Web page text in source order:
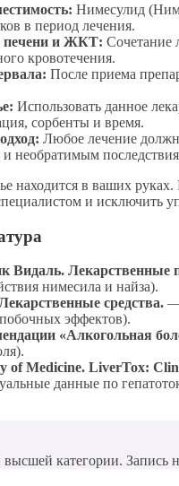
Нимесулид
в период лечения.
печени и ЖКТ: Сочетание
кровотечения.
После приема
Использовать данное
сорбенты и время.
Любое лечение
необратимым
находится в ваших
и исключить
Видаль. Лекарственные
нимесила и найза).
средства. —
эффектов).
«Алкогольная
of Medicine. LiverTox:
данные по
высшей категории. Запись